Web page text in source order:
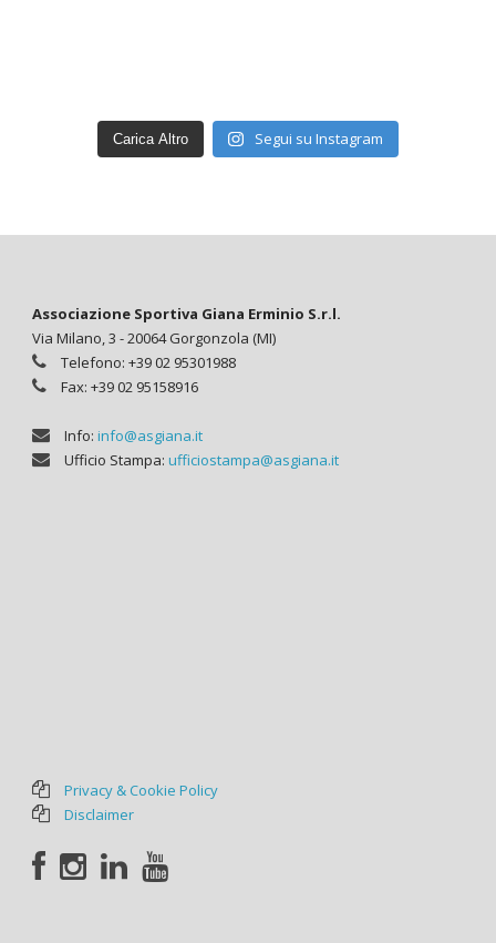
Carica Altro Segui su Instagram
Associazione Sportiva Giana Erminio S.r.l.
Via Milano, 3 - 20064 Gorgonzola (MI)
Telefono: +39 02 95301988
Fax: +39 02 95158916
Info: info@asgiana.it
Ufficio Stampa: ufficiostampa@asgiana.it
Privacy & Cookie Policy
Disclaimer